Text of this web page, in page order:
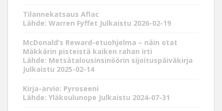
Tilannekatsaus Aflac
Lähde: Warren Fyffet Julkaistu 2026-02-19
McDonald’s Reward-etuohjelma – näin otat
Mäkkärin pisteistä kaiken rahan irti
Lähde: Metsätalousinsinöörin sijoituspäiväkirja
Julkaistu 2025-02-14
Kirja-arvio: Pyroseeni
Lähde: Yläkoulunope Julkaistu 2024-07-31